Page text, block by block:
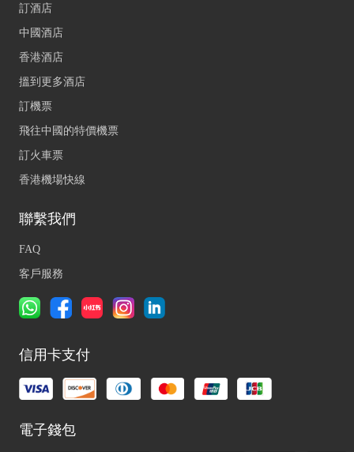
訂酒店
中國酒店
香港酒店
搵到更多酒店
訂機票
飛往中國的特價機票
訂火車票
香港機場快線
聯繫我們
FAQ
客戶服務
信用卡支付
電子錢包